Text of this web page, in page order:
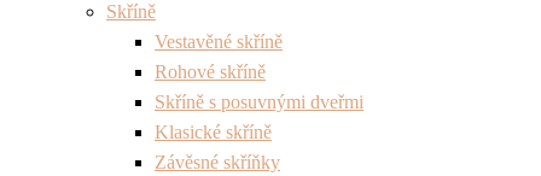
Skříně
Vestavěné skříně
Rohové skříně
Skříně s posuvnými dveřmi
Klasické skříně
Závěsné skříňky